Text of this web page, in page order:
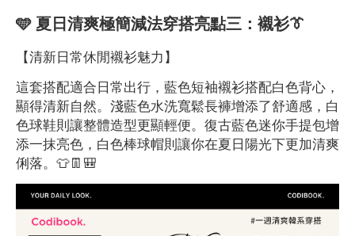
🩵 夏日清爽極簡減法穿搭亮點三：襯衫👔
【清新日常休閒襯衫魅力】
這套搭配適合日常出行，藍色短袖襯衫搭配白色背心，
顯得清新自然。淺藍色水洗寬鬆長褲增添了舒適感，白
色球鞋則讓整體造型更顯輕便。復古藍色迷你手提包增
添一抹亮色，白色棒球帽則讓你在夏日陽光下更加清爽
俐落。👕👖🎒